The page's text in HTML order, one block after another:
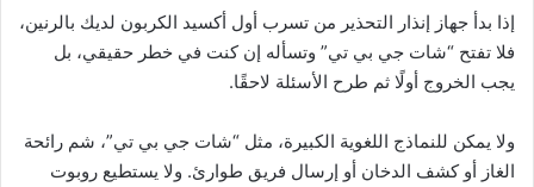
إذا بدأ جهاز إنذار التحذير من تسرب أول أكسيد الكربون لديك بالرنين،
فلا تفتح “شات جي بي تي” وتسأله إن كنت في خطر حقيقي، بل
يجب الخروج أولًا ثم طرح الأسئلة لاحقًا.
ولا يمكن للنماذج اللغوية الكبيرة، مثل “شات جي بي تي”، شم رائحة
الغاز أو كشف الدخان أو إرسال فريق طوارئ. ولا يستطيع روبوت